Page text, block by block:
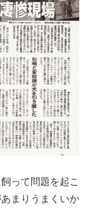
って問題を起こ
まりうまくいか